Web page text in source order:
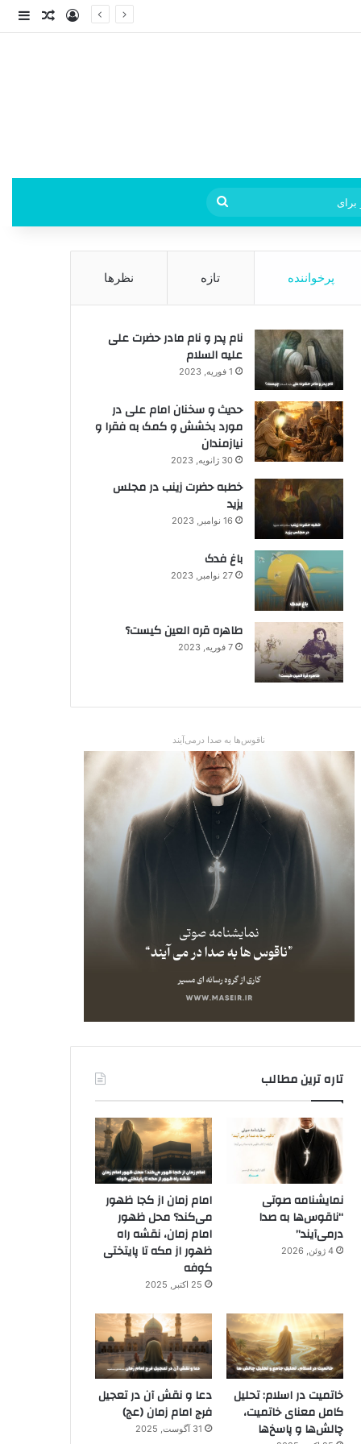
ورودنوشته
جستجو
برای
پرخواننده تازه نظرها
نام پدر و نام مادر حضرت علی
علیه السلام
1 فوریه, 2023
حدیث و سخنان امام علی در
مورد بخشش و کمک به فقرا و
نیازمندان
30 ژانویه, 2023
خطبه حضرت زینب در مجلس
یزید
16 نوامبر, 2023
باغ فدک
27 نوامبر, 2023
طاهره قره العین کیست؟
7 فوریه, 2023
ناقوس‌ها به صدا در‌می‌آیند
تاره ترین مطالب
نمایشنامه صوتی
“ناقوس‌ها به صدا
در‌می‌آیند”
4 ژوئن, 2026
امام زمان از کجا ظهور
می‌کند؟ محل ظهور
امام زمان، نقشه راه
ظهور از مکه تا پایتختی
کوفه
25 اکتبر, 2025
خاتمیت در اسلام: تحلیل
کامل معنای خاتمیت،
چالش‌ها و پاسخ‌ها
دعا و نقش آن در تعجیل
فرج امام زمان (عج)
31 آگوست, 2025